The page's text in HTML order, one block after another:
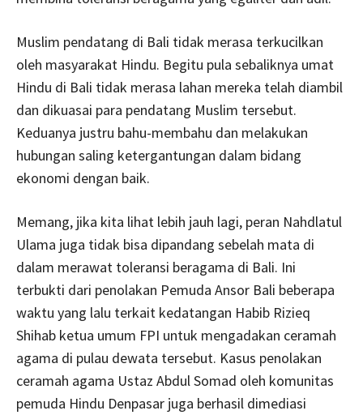
Muslim pendatang di Bali tidak merasa terkucilkan
oleh masyarakat Hindu. Begitu pula sebaliknya umat
Hindu di Bali tidak merasa lahan mereka telah diambil
dan dikuasai para pendatang Muslim tersebut.
Keduanya justru bahu-membahu dan melakukan
hubungan saling ketergantungan dalam bidang
ekonomi dengan baik.
Memang, jika kita lihat lebih jauh lagi, peran Nahdlatul
Ulama juga tidak bisa dipandang sebelah mata di
dalam merawat toleransi beragama di Bali. Ini
terbukti dari penolakan Pemuda Ansor Bali beberapa
waktu yang lalu terkait kedatangan Habib Rizieq
Shihab ketua umum FPI untuk mengadakan ceramah
agama di pulau dewata tersebut. Kasus penolakan
ceramah agama Ustaz Abdul Somad oleh komunitas
pemuda Hindu Denpasar juga berhasil dimediasi